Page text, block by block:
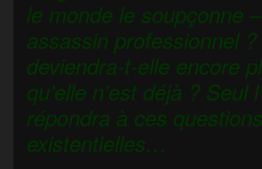
le monde le soupçonne
assassin professionnel
deviendra-t-elle encore
qu’elle n’est déjà ? Seul
répondra à ces questions
existentielles…